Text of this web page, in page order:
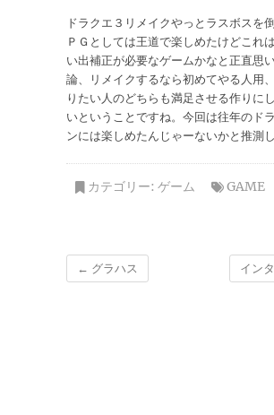
ドラクエ３リメイクやっとラスボスを
ＰＧとしては王道で楽しめたけどこれ
い出補正が必要なゲームかなと正直思
論、リメイクするなら初めてやる人用
りたい人のどちらも満足させる作りに
いということですね。今回は往年のド
ンには楽しめたんじゃーないかと推測し
カテゴリー: ゲーム GAME
← グラハス イン